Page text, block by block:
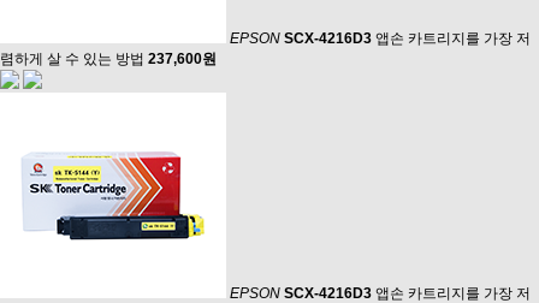
EPSON SCX-4216D3 앱손 카트리지를 가장 저
렴하게 살 수 있는 방법 237,600원
EPSON SCX-4216D3 앱손 카트리지를 가장 저